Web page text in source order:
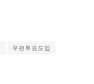
우편투표도입